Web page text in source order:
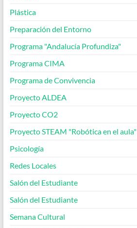
Plástica
Preparación del Entorno
Programa "Andalucía Profundiza"
Programa CIMA
Programa de Convivencia
Proyecto ALDEA
Proyecto CO2
Proyecto STEAM "Robótica en el aula"
Psicología
Redes Locales
Salón del Estudiante
Salón del Estudiante
Semana Cultural